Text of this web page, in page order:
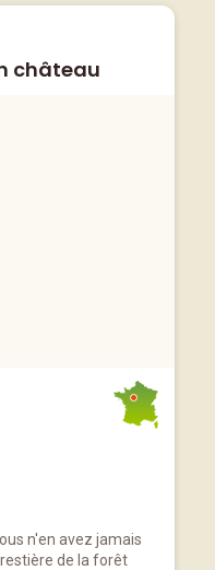
château
n'en avez jamais
de la forêt